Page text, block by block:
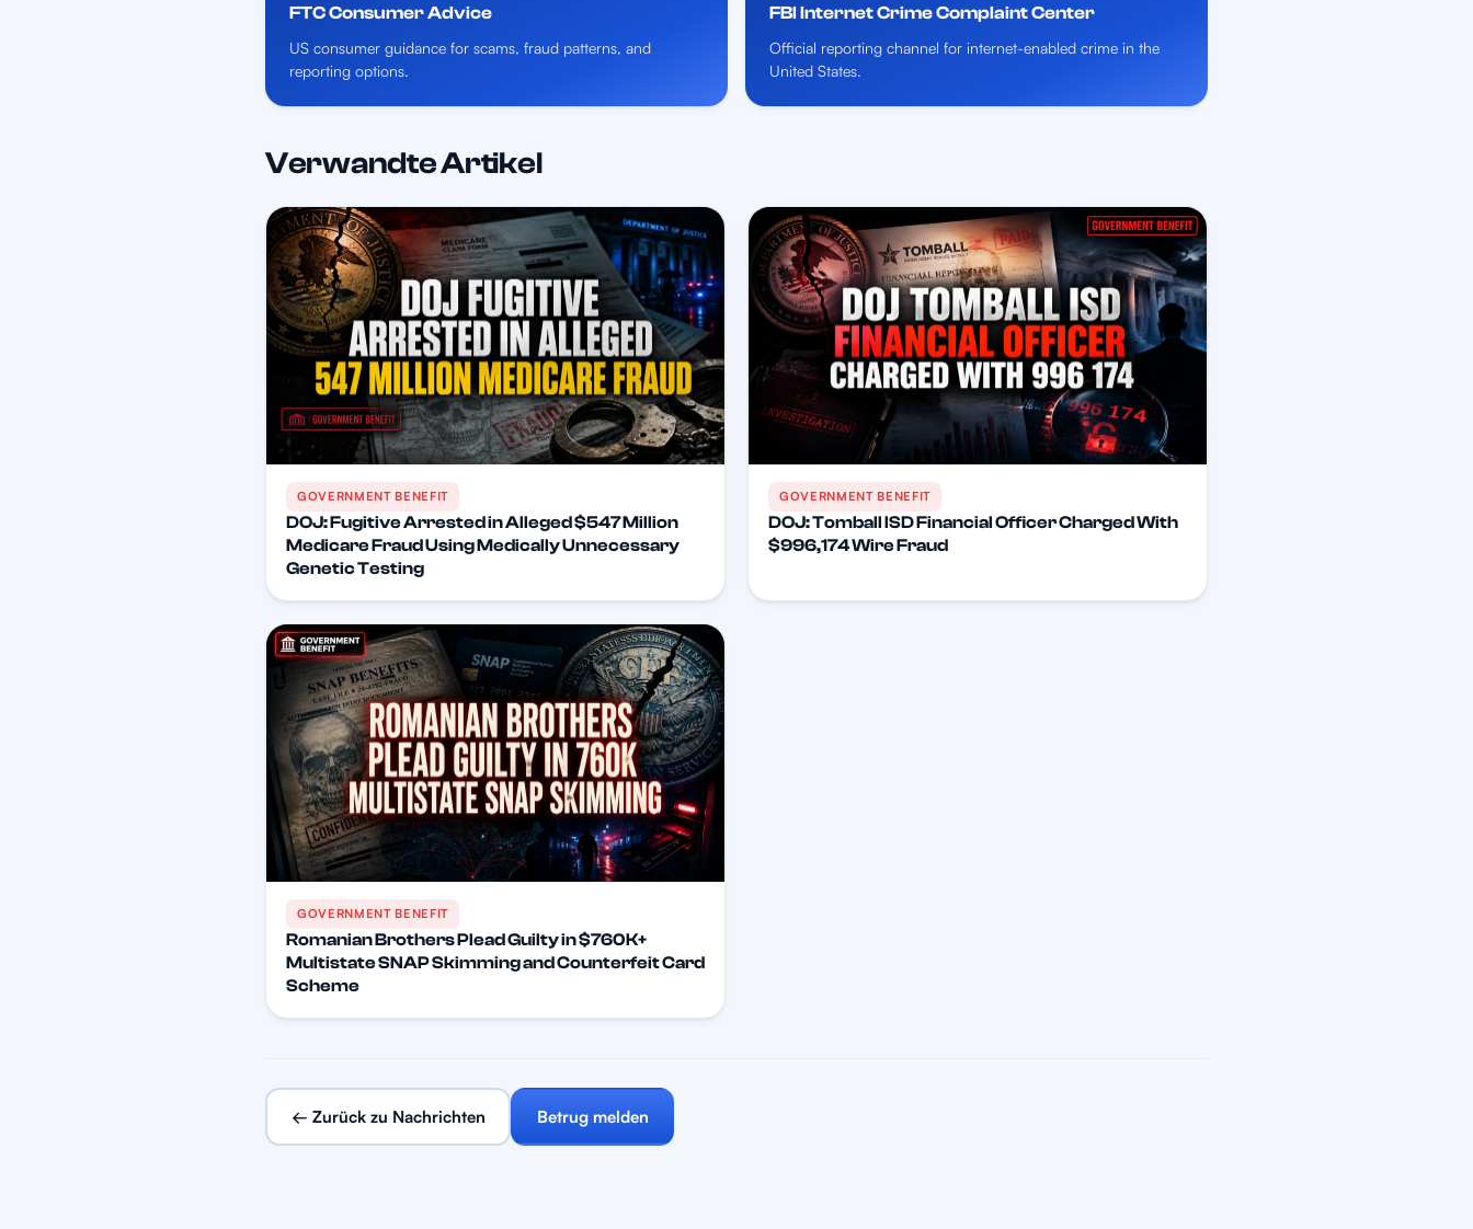
FTC Consumer Advice
US consumer guidance for scams, fraud patterns, and
reporting options.
FBI Internet Crime Complaint Center
Official reporting channel for internet-enabled crime in the
United States.
Verwandte Artikel
GOVERNMENT BENEFIT
DOJ: Fugitive Arrested in Alleged $547 Million
Medicare Fraud Using Medically Unnecessary
Genetic Testing
GOVERNMENT BENEFIT
DOJ: Tomball ISD Financial Officer Charged With
$996,174 Wire Fraud
GOVERNMENT BENEFIT
Romanian Brothers Plead Guilty in $760K+
Multistate SNAP Skimming and Counterfeit Card
Scheme
← Zurück zu Nachrichten Betrug melden